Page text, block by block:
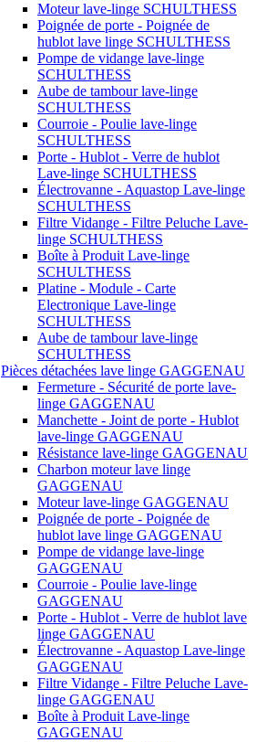
Moteur lave-linge SCHULTHESS
Poignée de porte - Poignée de
hublot lave linge SCHULTHESS
Pompe de vidange lave-linge
SCHULTHESS
Aube de tambour lave-linge
SCHULTHESS
Courroie - Poulie lave-linge
SCHULTHESS
Porte - Hublot - Verre de hublot
Lave-linge SCHULTHESS
Électrovanne - Aquastop Lave-linge
SCHULTHESS
Filtre Vidange - Filtre Peluche Lave-
linge SCHULTHESS
Boîte à Produit Lave-linge
SCHULTHESS
Platine - Module - Carte
Electronique Lave-linge
SCHULTHESS
Aube de tambour lave-linge
SCHULTHESS
Pièces détachées lave linge GAGGENAU
Fermeture - Sécurité de porte lave-
linge GAGGENAU
Manchette - Joint de porte - Hublot
lave-linge GAGGENAU
Résistance lave-linge GAGGENAU
Charbon moteur lave linge
GAGGENAU
Moteur lave-linge GAGGENAU
Poignée de porte - Poignée de
hublot lave linge GAGGENAU
Pompe de vidange lave-linge
GAGGENAU
Courroie - Poulie lave-linge
GAGGENAU
Porte - Hublot - Verre de hublot lave
linge GAGGENAU
Électrovanne - Aquastop Lave-linge
GAGGENAU
Filtre Vidange - Filtre Peluche Lave-
linge GAGGENAU
Boîte à Produit Lave-linge
GAGGENAU